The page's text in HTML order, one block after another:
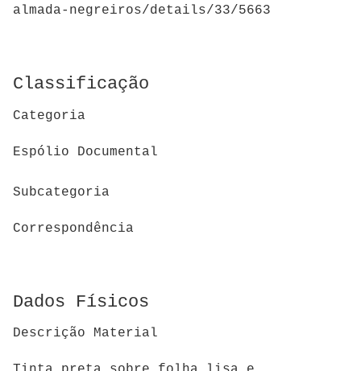
almada-negreiros/details/33/5663
Classificação
Categoria
Espólio Documental
Subcategoria
Correspondência
Dados Físicos
Descrição Material